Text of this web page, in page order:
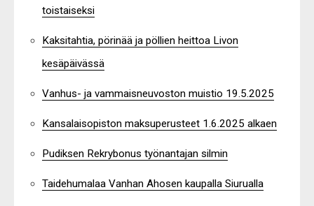
toistaiseksi
Kaksitahtia, pörinää ja pöllien heittoa Livon
kesäpäivässä
Vanhus- ja vammaisneuvoston muistio 19.5.2025
Kansalaisopiston maksuperusteet 1.6.2025 alkaen
Pudiksen Rekrybonus työnantajan silmin
Taidehumalaa Vanhan Ahosen kaupalla Siurualla